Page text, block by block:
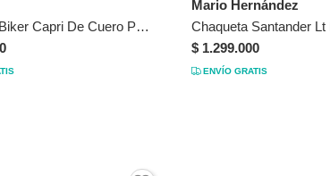
Chaqueta Biker Capri De Cuero Para Hombre Semi Ajustada Chaqueta Biker Capri De Cuero Para Hombre Semi Ajustada Negro L VÉLEZ
Mario Hernández
$ 1.299.000
ENVÍO GRATIS